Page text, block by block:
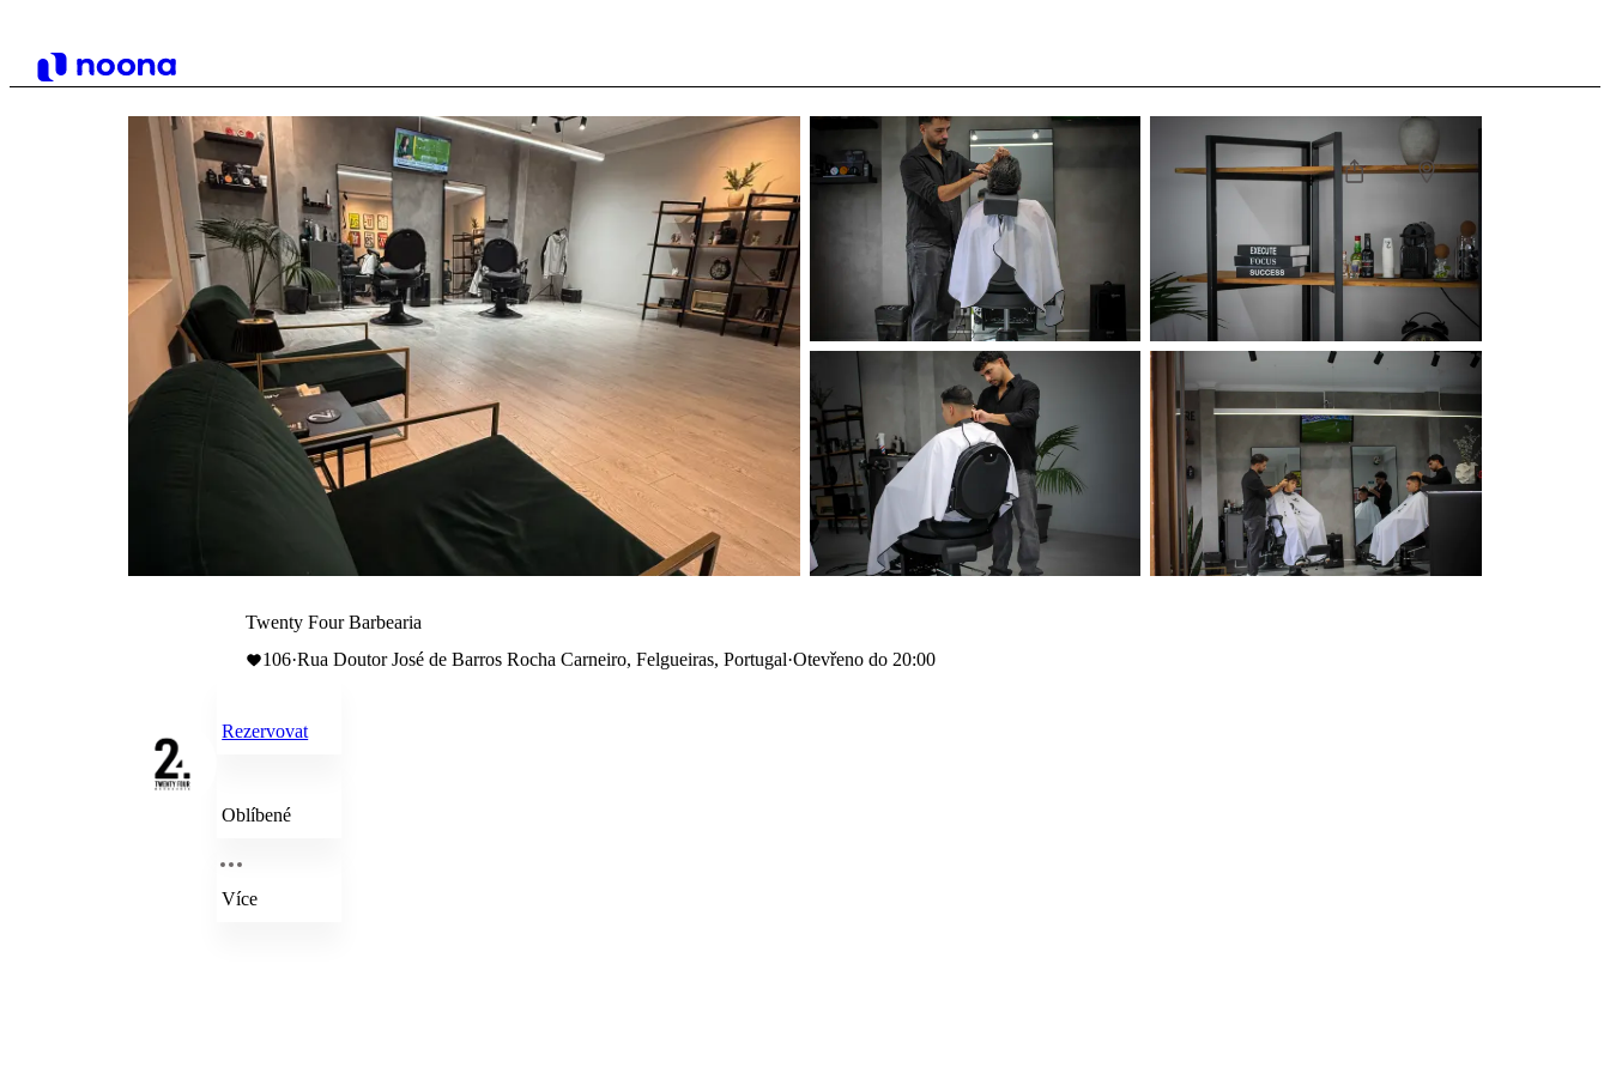
Twenty Four Barbearia
106·Rua Doutor José de Barros Rocha Carneiro, Felgueiras, Portugal·Otevřeno do 20:00
Rezervovat
Oblíbené
Více